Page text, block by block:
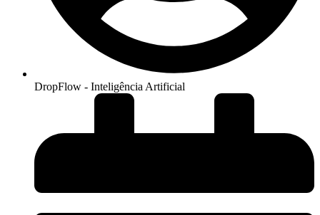
DropFlow - Inteligência Artificial